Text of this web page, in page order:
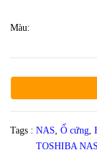
Màu:
Tags : NAS, Ổ cứng,
TOSHIBA